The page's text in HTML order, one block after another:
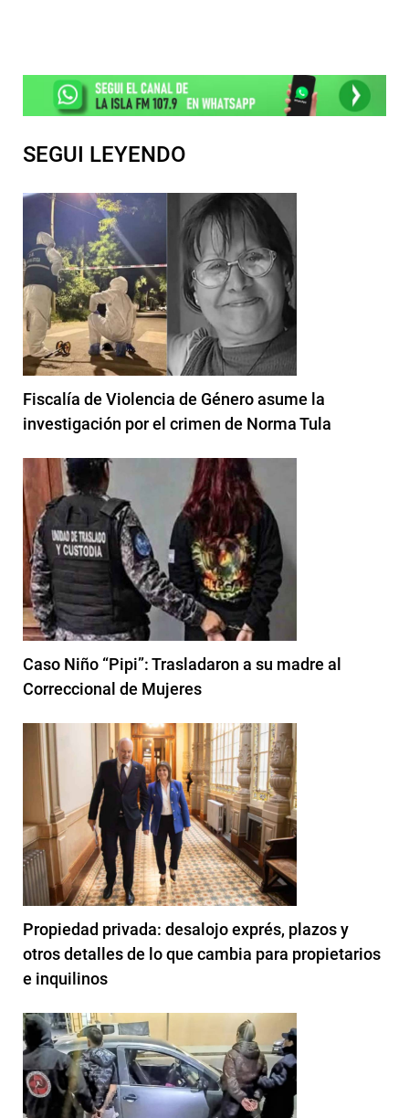
SEGUI LEYENDO
Fiscalía de Violencia de Género asume la
investigación por el crimen de Norma Tula
Caso Niño “Pipi”: Trasladaron a su madre al
Correccional de Mujeres
Propiedad privada: desalojo exprés, plazos y
otros detalles de lo que cambia para propietarios
e inquilinos